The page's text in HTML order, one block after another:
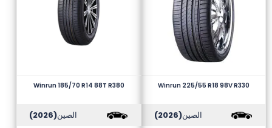
Winrun 225/55 R18 98V R330
الصين(2026)
Winrun 185/70 R14 88T R380
الصين(2026)